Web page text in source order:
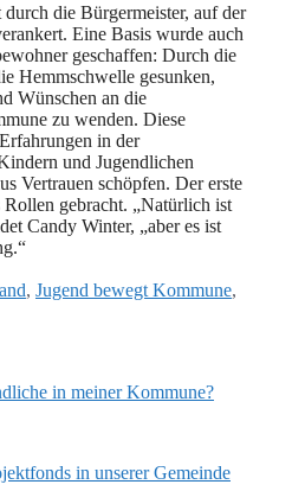
die Bürgermeister, auf der
Eine Basis wurde auch
geschaffen: Durch die
Hemmschwelle gesunken,
Wünschen an die
zu wenden. Diese
in der
und Jugendlichen
Vertrauen schöpfen. Der erste
Rollen gebracht. „Natürlich ist
Candy Winter, „aber es ist
, Jugend bewegt Kommune,
in meiner Kommune?
in unserer Gemeinde